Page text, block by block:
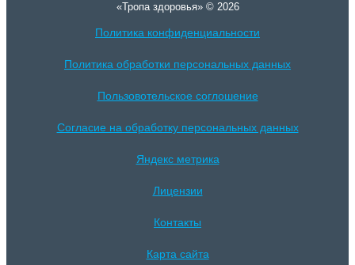
«Тропа здоровья» © 2026
Политика конфиденциальности
Политика обработки персональных данных
Пользовотельское соглошение
Согласие на обработку персональных данных
Яндекс метрика
Лицензии
Контакты
Карта сайта